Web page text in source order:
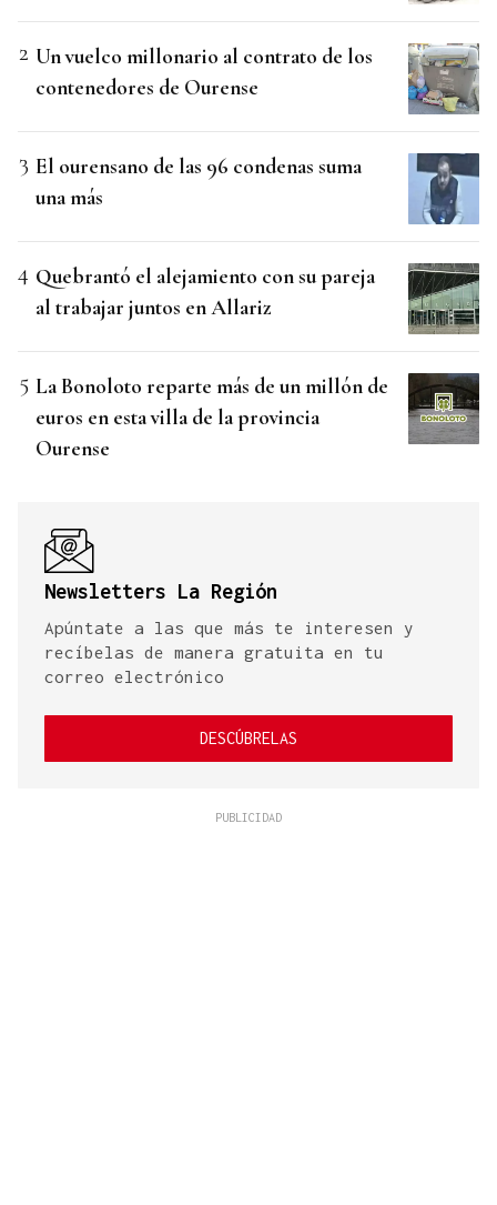
Un vuelco millonario al contrato de los
contenedores de Ourense
El ourensano de las 96 condenas suma
una más
Quebrantó el alejamiento con su pareja
al trabajar juntos en Allariz
La Bonoloto reparte más de un millón de
euros en esta villa de la provincia
Ourense
Newsletters La Región
Apúntate a las que más te interesen y
recíbelas de manera gratuita en tu
correo electrónico
DESCÚBRELAS